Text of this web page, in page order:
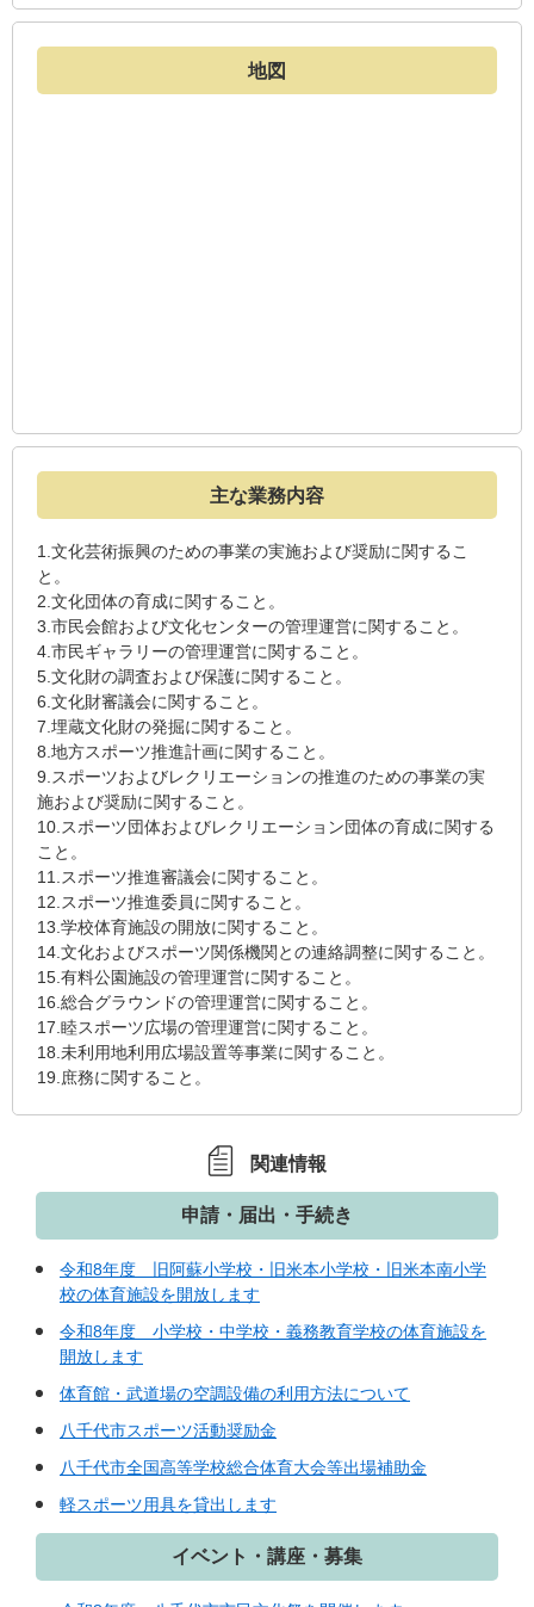
地図
主な業務内容
1.文化芸術振興のための事業の実施および奨励に関するこ
と。
2.文化団体の育成に関すること。
3.市民会館および文化センターの管理運営に関すること。
4.市民ギャラリーの管理運営に関すること。
5.文化財の調査および保護に関すること。
6.文化財審議会に関すること。
7.埋蔵文化財の発掘に関すること。
8.地方スポーツ推進計画に関すること。
9.スポーツおよびレクリエーションの推進のための事業の実
施および奨励に関すること。
10.スポーツ団体およびレクリエーション団体の育成に関する
こと。
11.スポーツ推進審議会に関すること。
12.スポーツ推進委員に関すること。
13.学校体育施設の開放に関すること。
14.文化およびスポーツ関係機関との連絡調整に関すること。
15.有料公園施設の管理運営に関すること。
16.総合グラウンドの管理運営に関すること。
17.睦スポーツ広場の管理運営に関すること。
18.未利用地利用広場設置等事業に関すること。
19.庶務に関すること。
関連情報
申請・届出・手続き
令和8年度 旧阿蘇小学校・旧米本小学校・旧米本南小学
校の体育施設を開放します
令和8年度 小学校・中学校・義務教育学校の体育施設を
開放します
体育館・武道場の空調設備の利用方法について
八千代市スポーツ活動奨励金
八千代市全国高等学校総合体育大会等出場補助金
軽スポーツ用具を貸出します
イベント・講座・募集